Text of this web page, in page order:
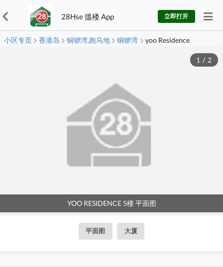
28Hse 搵楼 App 立即打开
小区专页 香港岛 铜锣湾,跑马地 铜锣湾 yoo Residence
YOO RESIDENCE 5楼 平面图
1 / 2
平面图 大厦